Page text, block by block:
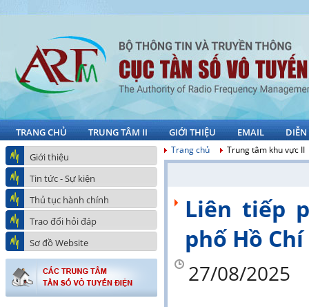
TRANG CHỦ TRUNG TÂM II GIỚI THIỆU EMAIL
Giới thiệu
Tin tức - Sự kiện
Thủ tục hành chính
Trao đổi hỏi đáp
Sơ đồ Website
Trang chủ Trung tâm khu vực II
Liên tiếp
phố Hồ
27/08/2025